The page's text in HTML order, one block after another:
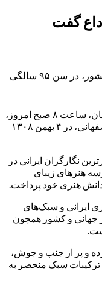
گفت
استاد فرشچیان، هنرمند مطرح نگارگری کشور، در سن ۹۵ سالگی
به گزارش معراج نیوز، استاد محمود فرشچیان، ساعت ۸ صبح امروز،
۱۸ مردادماه ۱۴۰۴ درگذشت. این هنرمند اصفهانی، در ۴ بهمن ۱۳۰۸
نگارگران ایرانی در
هنرهای زیبای
هنری خود پرداخت.
ایرانی و سبک‌های
جهانی و کشور همچون
و پر از جنب و جوش،
ترکیبات سبک منحصر به